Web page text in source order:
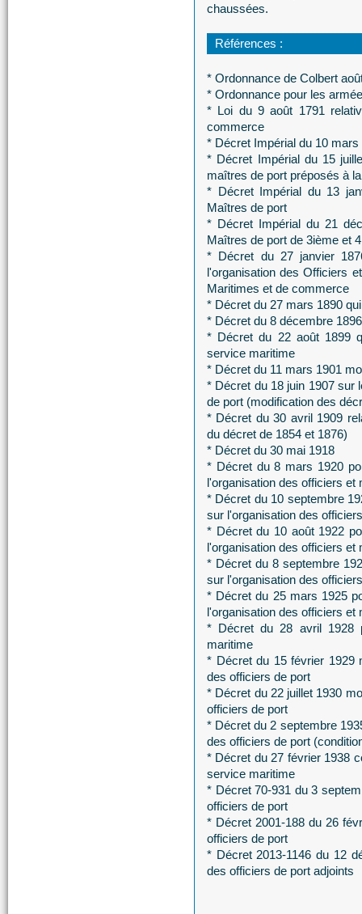
chaussées.
Références :
* Ordonnance de Colbert
* Ordonnance pour les
* Loi du 9 août 1791
commerce
* Décret Impérial du 10
* Décret Impérial du 15
maîtres de port préposés à
* Décret Impérial du 13
Maîtres de port
* Décret Impérial du 21
Maîtres de port de 3ième et
* Décret du 27 janvier
l'organisation des Officiers
Maritimes et de commerce
* Décret du 27 mars 1890
* Décret du 8 décembre
* Décret du 22 août 1899
service maritime
* Décret du 11 mars 1901
* Décret du 18 juin 1907 sur
de port (modification des
* Décret du 30 avril 1909
du décret de 1854 et 1876)
* Décret du 30 mai 1918
* Décret du 8 mars 1920
l'organisation des officiers et
* Décret du 10 septembre
sur l'organisation des
* Décret du 10 août 1922
l'organisation des officiers et
* Décret du 8 septembre
sur l'organisation des
* Décret du 25 mars 1925
l'organisation des officiers et
* Décret du 28 avril 1928
maritime
* Décret du 15 février 1929
des officiers de port
* Décret du 22 juillet 1930
officiers de port
* Décret du 2 septembre
des officiers de port
* Décret du 27 février 1938
service maritime
* Décret 70-931 du 3
officiers de port
* Décret 2001-188 du 26
officiers de port
* Décret 2013-1146 du 12
des officiers de port adjoints